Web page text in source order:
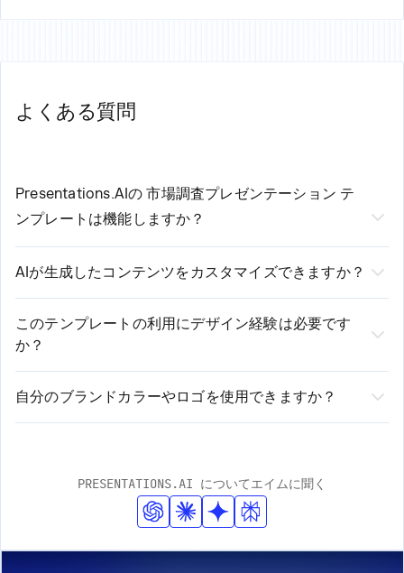
よくある質問
Presentations.AIの 市場調査プレゼンテーション テ
ンプレートは機能しますか？
当社のAI搭載市場調査プレゼンテーションテンプ
レート3つの簡単なステップで作成プロセスを効
率化します。
1. テンプレートを選択し、基本的な要件を入力します
2. 当社のAIが入力内容を分析し、カスタマイズされたコンテンツ
を生成します
3. 直感的なエディターで生成されたプレゼンテーションを確認、
AIが生成したコンテンツをカスタマイズできますか？
はい、もちろんです！AIがプロ品質の初期コンテンツを
作成しますが、お客様が完全にコントロールできます。
必要に応じて、テキストの編集、レイアウトの変更、ス
タイルの調整、セクションの追加や削除が可能です。当
社のプラットフォームは、自動提案と手動カスタマイズ
の両方のオプションを提供します。
このテンプレートの利用にデザイン経験は必要です
か？
デザイン経験は不要です！弊社のAI搭載プラットフォー
ムがデザイン要素を自動的に処理します。お客様はコン
テンツに集中するだけで、弊社がプロフェッショナルで
のコンテンツに適応します。
自分のブランドカラーやロゴを使用できますか？
はい！弊社のテンプレートは、ブランドの完全なカスタ
がこれらの要素をプレゼンテーション全体に自動的に組
み込み、プロフェッショナルなデザイン基準を維持しま
す。
PRESENTATIONS.AI についてエイムに聞く